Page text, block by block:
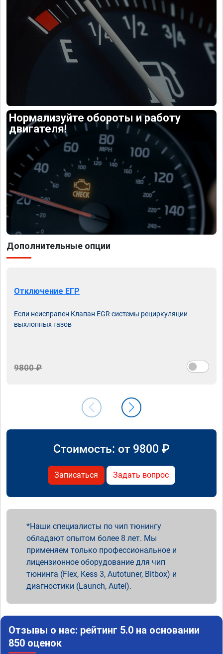
Нормализуйте обороты и работу
двигателя!
Дополнительные опции
Отключение ЕГР
Если неисправен Клапан EGR системы рециркуляции
выхлопных газов
9800 ₽
Стоимость: от 9800 ₽
Записаться Задать вопрос
Наши специалисты по чип тюнингу
обладают опытом более 8 лет. Мы
применяем только профессиональное и
лицензионное оборудование для чип
тюнинга (Flex, Kess 3, Autotuner, Bitbox) и
диагностики (Launch, Autel).
Отзывы о нас: рейтинг 5.0 на основании
850 оценок